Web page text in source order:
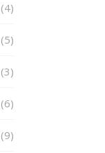
(4)
(5)
(3)
(6)
(9)